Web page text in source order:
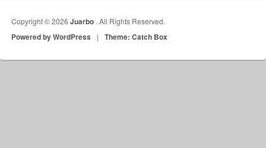
Copyright © 2026Juarbo . All Rights Reserved.
Powered by WordPress | Theme: Catch Box